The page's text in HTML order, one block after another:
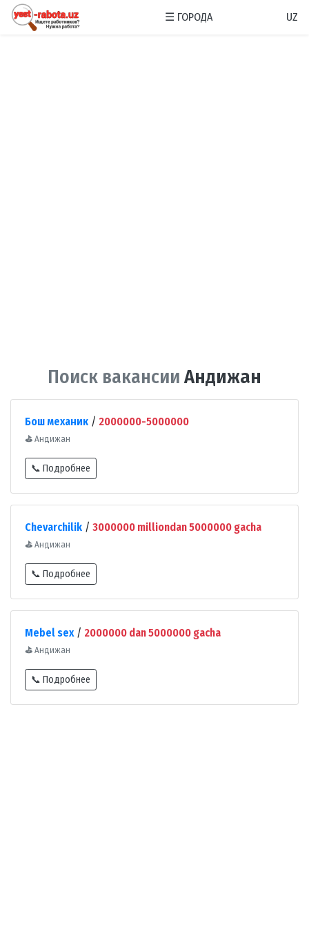
☰ ГОРОДА UZ
Поиск вакансии Андижан
Бош механик / 2000000-5000000
⛳ Андижан
📞 Подробнее
Chevarchilik / 3000000 milliondan 5000000 gacha
⛳ Андижан
📞 Подробнее
Mebel sex/ 2000000 dan 5000000 gacha
⛳ Андижан
📞 Подробнее